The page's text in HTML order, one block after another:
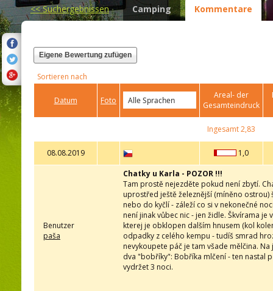
<<Suchergebnissen Camping Kommentare
Eigene Bewertung zufügen
Sortieren nach
Datum Foto
Areal- der
Gesamteindruck
Ingesamt2,83
08.08.2019 1,0
Benutzer
paša
Chatky u Karla - POZOR !!!
Tam prostě nejezděte pokud není zbytí.
uprostřed ještě železnější (míněno
nebo do kyčlí - záleží co si v nekonečné
není jinak vůbec nic - jen židle. Škvírama
kterej je obklopen dalším hnusem (kol
odpadky z celého kempu - tudíš smrad
nevykoupete páč je tam všade mělčina.
dva "bobříky": Bobříka mlčení - ten nastal
vydržet 3 noci.